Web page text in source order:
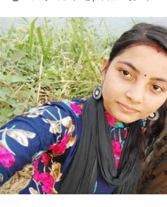
লোকালয়
চট্টগ্রাম
বরিশাল
খুলনা
ঢাকা
সিলেট
ময়মনসিংহ
রাজশাহী